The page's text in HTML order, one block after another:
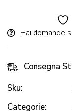
Hai domande
Consegna
Sku:
Categorie: